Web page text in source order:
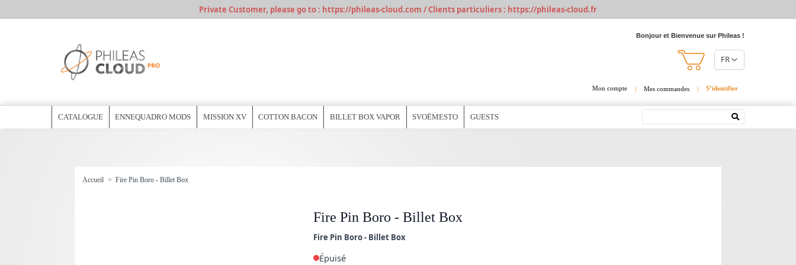
Private Customer, please go to : https://phileas-cloud.com / Clients particuliers : https://phileas-cloud.fr
Bonjour et Bienvenue sur Phileas !
FR
Mon compte | Mes commandes | S’identifier
CATALOGUE ENNEQUADRO MODS MISSION XV COTTON BACON BILLET BOX VAPOR SVOËMESTO GUESTS
Accueil > Fire Pin Boro - Billet Box
Fire Pin Boro - Billet Box
Fire Pin Boro - Billet Box
Épuisé